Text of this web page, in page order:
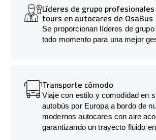
Líderes de grupo
tours en autocares de OsaBus
Se proporcionan líderes de
todo momento para una mejor
Transporte cómodo
Viaje con estilo y comodidad en
autobús por Europa a bordo de
modernos autocares con aire
garantizando un trayecto fluido